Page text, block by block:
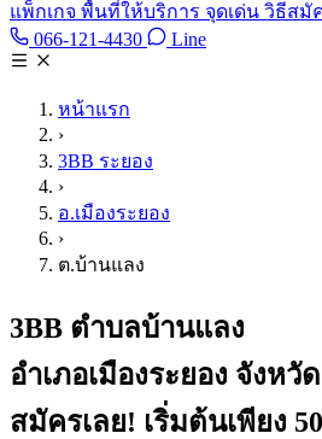
แพ็กเกจ พื้นที่ให้บริการ จุดเด่น วิธีสมั
066-121-4430 โทร 066-121-4430
LineLine @tan3bb
หน้าแรก
›
3BB ระยอง
›
อ.เมืองระยอง
›
ต.บ้านแลง
3BB ตำบลบ้านแลง
อำเภอเมืองระยอง จังหวั
สมัครเลย! เริ่มต้นเพียง